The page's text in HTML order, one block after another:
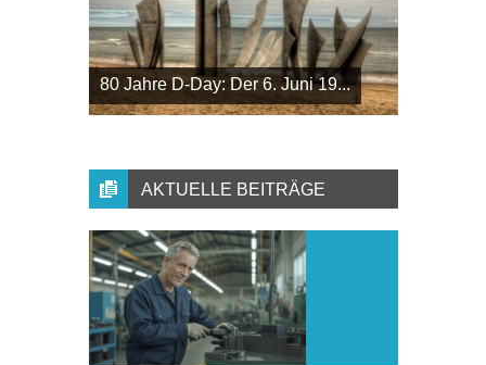
80 Jahre D-Day: Der 6. Juni 19...
AKTUELLE BEITRÄGE